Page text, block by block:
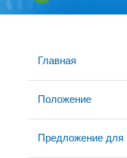
Главная
Положение
Предложение для